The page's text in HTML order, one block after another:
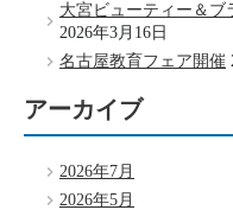
大宮ビューティー＆
2026年3月16日
名古屋教育フェア開催
アーカイブ
2026年7月
2026年5月